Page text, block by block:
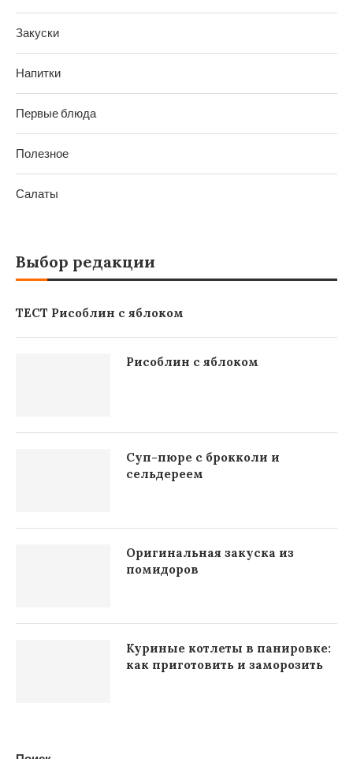
Закуски
Напитки
Первые блюда
Полезное
Салаты
Выбор редакции
ТЕСТ Рисоблин с яблоком
Рисоблин с яблоком
Суп-пюре с брокколи и
сельдереем
Оригинальная закуска из
помидоров
Куриные котлеты в панировке:
как приготовить и заморозить